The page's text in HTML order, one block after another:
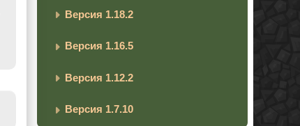
Версия 1.18.2
Версия 1.16.5
Версия 1.12.2
Версия 1.7.10